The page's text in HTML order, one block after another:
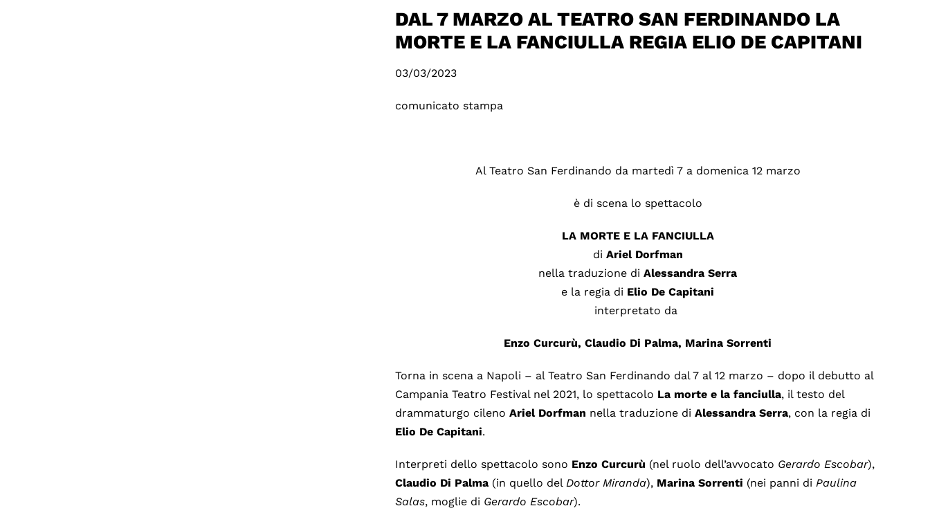
DAL 7 MARZO AL TEATRO SAN FERDINANDO LA
MORTE E LA FANCIULLA REGIA ELIO DE CAPITANI
03/03/2023
comunicato stampa
Al Teatro San Ferdinando da martedì 7 a domenica 12 marzo
è di scena lo spettacolo
LA MORTE E LA FANCIULLA
di Ariel Dorfman
nella traduzione diAlessandra Serra
e la regia di Elio De Capitani
interpretato da
Enzo Curcurù, Claudio Di Palma, Marina Sorrenti
Torna in scena a Napoli – al Teatro San Ferdinando dal 7 al 12 marzo – dopo il debutto al
Campania Teatro Festival nel 2021, lo spettacolo La morte e la fanciulla, il testo del
drammaturgo cilenoAriel Dorfman nella traduzione diAlessandra Serra, con la regia di
Elio De Capitani.
Interpreti dello spettacolo sono Enzo Curcurù (nel ruolo dell’avvocato Gerardo Escobar),
Claudio Di Palma (in quello delDottor Miranda), Marina Sorrenti (nei panni diPaulina
Salas, moglie di Gerardo Escobar).